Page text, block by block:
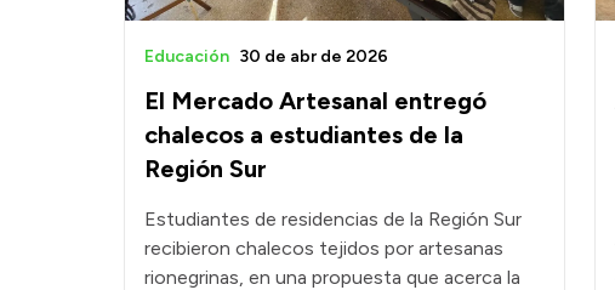
El Mercado Artesanal entregó
chalecos a estudiantes de la
Región Sur
Educación 30 de abr de 2026
Estudiantes de residencias de la Región Sur
recibieron chalecos tejidos por artesanas
rionegrinas, en una propuesta que acerca la